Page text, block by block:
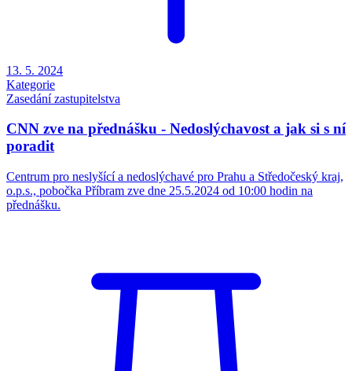
13. 5. 2024
Kategorie
Zasedání zastupitelstva
CNN zve na přednášku - Nedoslýchavost a jak si s ní
poradit
Centrum pro neslyšící a nedoslýchavé pro Prahu a Středočeský kraj,
o.p.s., pobočka Příbram zve dne 25.5.2024 od 10:00 hodin na
přednášku.